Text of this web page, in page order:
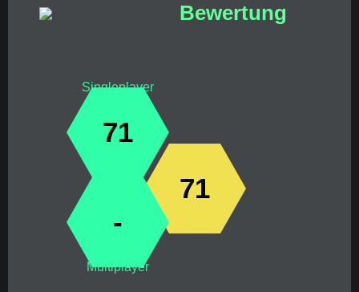
Bewertung
Singleplayer
71
71
-
Multiplayer